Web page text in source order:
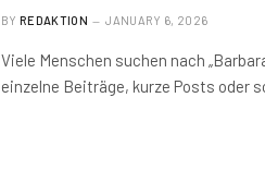
BY REDAKTION JANUARY 6, 2026
Viele Menschen suchen nach
einzelne Beiträge, kurze Posts